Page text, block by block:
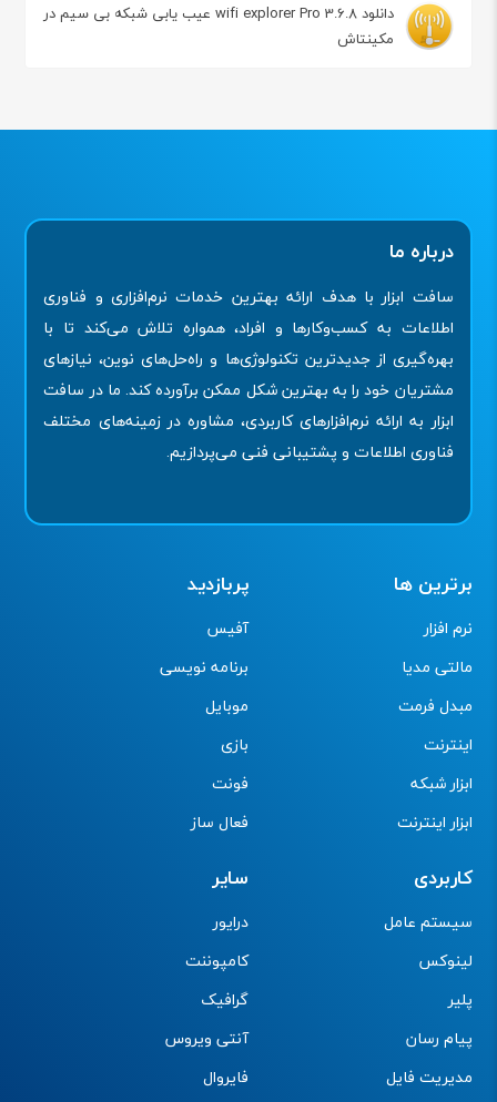
دانلود wifi explorer Pro 3.6.8 عیب یابی شبکه بی سیم در
مکینتاش
درباره ما
سافت ابزار با هدف ارائه بهترین خدمات نرم‌افزاری و فناوری
اطلاعات به کسب‌وکارها و افراد، همواره تلاش می‌کند تا با
بهره‌گیری از جدیدترین تکنولوژی‌ها و راه‌حل‌های نوین، نیازهای
مشتریان خود را به بهترین شکل ممکن برآورده کند. ما در سافت
ابزار به ارائه نرم‌افزارهای کاربردی، مشاوره در زمینه‌های مختلف
فناوری اطلاعات و پشتیبانی فنی می‌پردازیم.
برترین ها
نرم افزار
مالتی مدیا
مبدل فرمت
اینترنت
ابزار شبکه
ابزار اینترنت
پربازدید
آفیس
برنامه نویسی
موبایل
بازی
فونت
فعال ساز
کاربردی
سیستم عامل
لینوکس
پلیر
پیام رسان
مدیریت فایل
سایر
درایور
کامپوننت
گرافیک
آنتی ویروس
فایروال